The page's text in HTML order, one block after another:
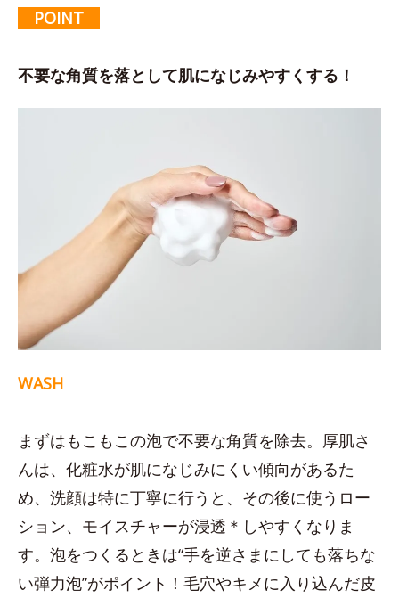
POINT
不要な角質を落として肌になじみやすくする！
WASH
まずはもこもこの泡で不要な角質を除去。厚肌さ
んは、化粧水が肌になじみにくい傾向があるた
め、洗顔は特に丁寧に行うと、その後に使うロー
ション、モイスチャーが浸透＊しやすくなりま
す。泡をつくるときは“手を逆さまにしても落ちな
い弾力泡”がポイント！毛穴やキメに入り込んだ皮